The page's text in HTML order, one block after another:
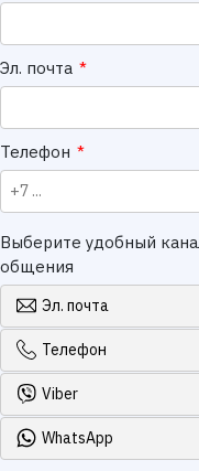
Эл. почта *
Телефон *
Выберите удобный
общения
Эл. почта
Телефон
Viber
WhatsApp